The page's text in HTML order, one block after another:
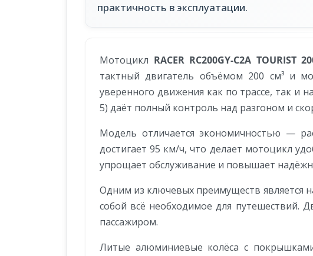
практичность в эксплуатации.
Мотоцикл RACER RC200GY-C2A TOURIST
тактный двигатель объёмом 200 см³ и
уверенного движения как по трассе, так и
5) даёт полный контроль над разгоном и
Модель отличается экономичностью —
достигает 95 км/ч, что делает мотоцикл
упрощает обслуживание и повышает
Одним из ключевых преимуществ является
собой всё необходимое для путешествий.
пассажиром.
Литые алюминиевые колёса с покрышками